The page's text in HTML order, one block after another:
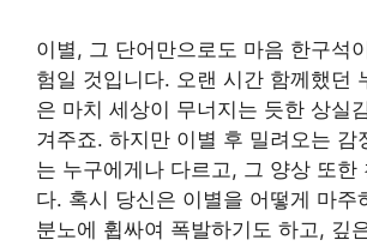
이별, 그 단어만으로도 마음 한구석
험일 것입니다. 오랜 시간 함께했던
은 마치 세상이 무너지는 듯한 상실
겨주죠. 하지만 이별 후 밀려오는 감
는 누구에게나 다르고, 그 양상 또한
다. 혹시 당신은 이별을 어떻게 마주
분노에 휩싸여 폭발하기도 하고, 깊